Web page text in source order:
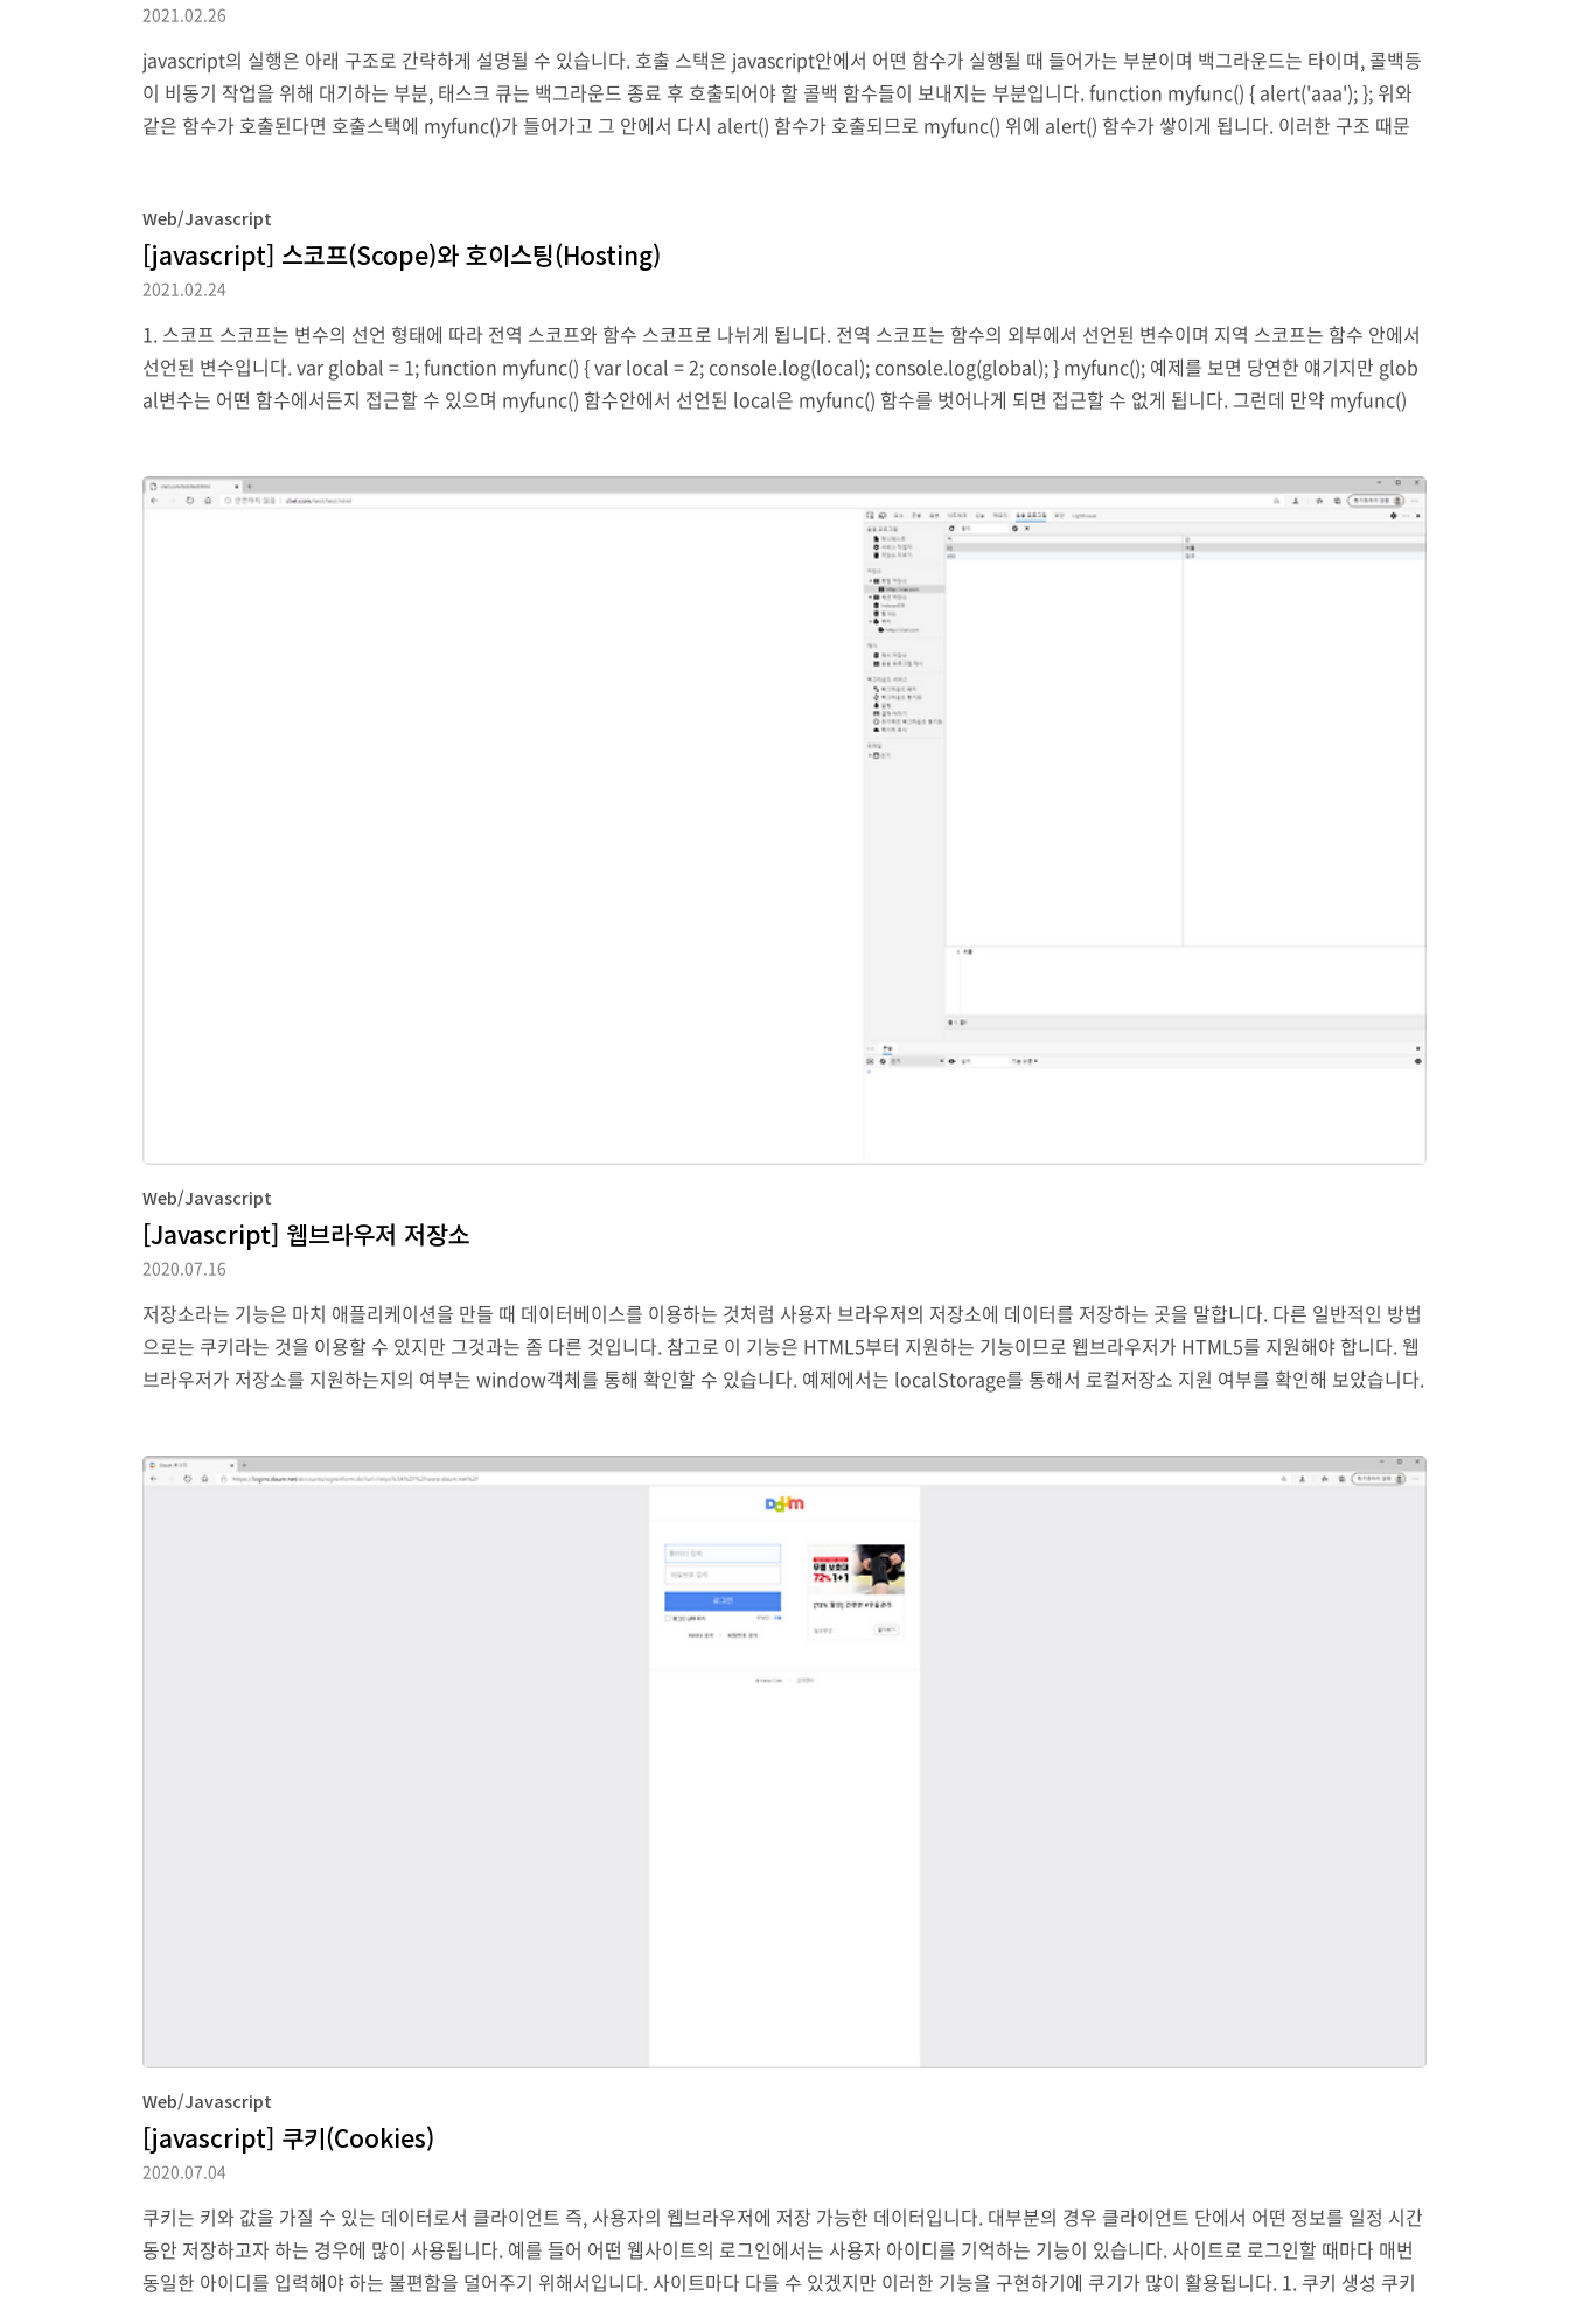
2021.02.26
javascript의 실행은 아래 구조로 간략하게 설명될 수 있습니다. 호출 스택은 javascript안에서 어떤 함수가 실행될 때 들어가는 부분이며 백그라운드는 타이며, 콜백등
이 비동기 작업을 위해 대기하는 부분, 태스크 큐는 백그라운드 종료 후 호출되어야 할 콜백 함수들이 보내지는 부분입니다. function myfunc() { alert('aaa'); }; 위와
같은 함수가 호출된다면 호출스택에 myfunc()가 들어가고 그 안에서 다시 alert() 함수가 호출되므로 myfunc() 위에 alert() 함수가 쌓이게 됩니다. 이러한 구조 때문
Web/Javascript
[javascript] 스코프(Scope)와 호이스팅(Hosting)
2021.02.24
1. 스코프 스코프는 변수의 선언 형태에 따라 전역 스코프와 함수 스코프로 나뉘게 됩니다. 전역 스코프는 함수의 외부에서 선언된 변수이며 지역 스코프는 함수 안에서
선언된 변수입니다. var global = 1; function myfunc() { var local = 2; console.log(local); console.log(global); } myfunc(); 예제를 보면 당연한 얘기지만 glob
al변수는 어떤 함수에서든지 접근할 수 있으며 myfunc() 함수안에서 선언된 local은 myfunc() 함수를 벗어나게 되면 접근할 수 없게 됩니다. 그런데 만약 myfunc()
Web/Javascript
[Javascript] 웹브라우저 저장소
2020.07.16
저장소라는 기능은 마치 애플리케이션을 만들 때 데이터베이스를 이용하는 것처럼 사용자 브라우저의 저장소에 데이터를 저장하는 곳을 말합니다. 다른 일반적인 방법
으로는 쿠키라는 것을 이용할 수 있지만 그것과는 좀 다른 것입니다. 참고로 이 기능은 HTML5부터 지원하는 기능이므로 웹브라우저가 HTML5를 지원해야 합니다. 웹
브라우저가 저장소를 지원하는지의 여부는 window객체를 통해 확인할 수 있습니다. 예제에서는 localStorage를 통해서 로컬저장소 지원 여부를 확인해 보았습니다.
Web/Javascript
[javascript] 쿠키(Cookies)
2020.07.04
쿠키는 키와 값을 가질 수 있는 데이터로서 클라이언트 즉, 사용자의 웹브라우저에 저장 가능한 데이터입니다. 대부분의 경우 클라이언트 단에서 어떤 정보를 일정 시간
동안 저장하고자 하는 경우에 많이 사용됩니다. 예를 들어 어떤 웹사이트의 로그인에서는 사용자 아이디를 기억하는 기능이 있습니다. 사이트로 로그인할 때마다 매번
동일한 아이디를 입력해야 하는 불편함을 덜어주기 위해서입니다. 사이트마다 다를 수 있겠지만 이러한 기능을 구현하기에 쿠기가 많이 활용됩니다. 1. 쿠키 생성 쿠키